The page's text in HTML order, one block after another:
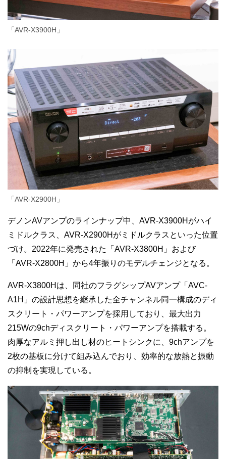
「AVR-X3900H」
「AVR-X2900H」
デノンAVアンプのラインナップ中、AVR-X3900Hがハイ
ミドルクラス、AVR-X2900Hがミドルクラスといった位置
づけ。2022年に発売された「AVR-X3800H」および
「AVR-X2800H」から4年振りのモデルチェンジとなる。
AVR-X3800Hは、同社のフラグシップAVアンプ「AVC-
A1H」の設計思想を継承した全チャンネル同一構成のディ
スクリート・パワーアンプを採用しており、最大出力
215Wの9chディスクリート・パワーアンプを搭載する。
肉厚なアルミ押し出し材のヒートシンクに、9chアンプを
2枚の基板に分けて組み込んでおり、効率的な放熱と振動
の抑制を実現している。